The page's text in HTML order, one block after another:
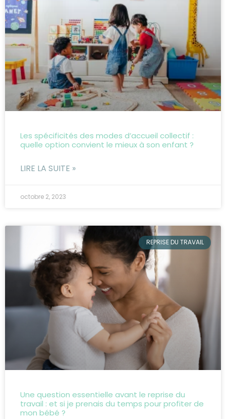
Les spécificités des modes d’accueil collectif :
quelle option convient le mieux à son enfant ?
LIRE LA SUITE »
octobre 2, 2023
REPRISE DU TRAVAIL
Une question essentielle avant le reprise du
travail : et si je prenais du temps pour profiter de
mon bébé ?